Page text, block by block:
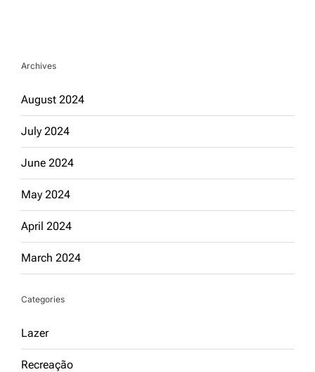
Archives
August 2024
July 2024
June 2024
May 2024
April 2024
March 2024
Categories
Lazer
Recreação